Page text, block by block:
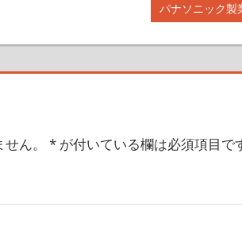
次
記
パナソニック製
ん。 *が付いている欄は必須項目で